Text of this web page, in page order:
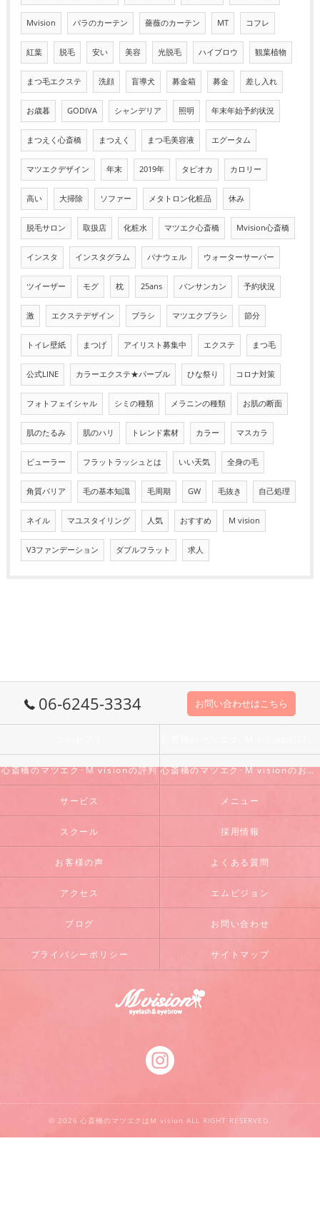
Mvision バラのカーテン 薔薇のカーテン MT コフレ
紅葉 脱毛 安い 美容 光脱毛 ハイブロウ 観葉植物
まつ毛エクステ 洗顔 盲導犬 募金箱 募金 差し入れ
お歳暮 GODIVA シャンデリア 照明 年末年始予約状況
まつえく心斎橋 まつえく まつ毛美容液 エグータム
マツエクデザイン 年末 2019年 タピオカ カロリー
高い 大掃除 ソファー メタトロン化粧品 休み
脱毛サロン 取扱店 化粧水 マツエク心斎橋 Mvision心斎橋
インスタ インスタグラム バナウェル ウォーターサーバー
ツイーザー モグ 枕 25ans バンサンカン 予約状況
激 エクステデザイン ブラシ マツエクブラシ 節分
トイレ壁紙 まつげ アイリスト募集中 エクステ まつ毛
公式LINE カラーエクステ★パープル ひな祭り コロナ対策
フォトフェイシャル シミの種類 メラニンの種類 お肌の断面
肌のたるみ 肌のハリ トレンド素材 カラー マスカラ
ビューラー フラットラッシュとは いい天気 全身の毛
角質バリア 毛の基本知識 毛周期 GW 毛抜き 自己処理
ネイル マユスタイリング 人気 おすすめ M vision
V3ファンデーション ダブルフラット 求人
06-6245-3334 お問い合わせはこちら
心斎橋のマツエク･M visionの評判 心斎橋のマツエク･M visionのお客様の声
サービス メニュー
スクール 採用情報
お客様の声 よくある質問
アクセス エムビジョン
ブログ お問い合わせ
プライバシーポリシー サイトマップ
© 2026 心斎橋のマツエクはM vision ALL RIGHT RESERVED.